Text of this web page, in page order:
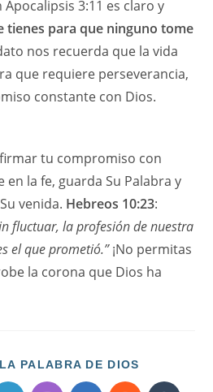
Apocalipsis 3:11 es claro y
tienes para que ninguno tome
nos recuerda que la vida
que requiere perseverancia,
constante con Dios.
tu compromiso con
la fe, guarda Su Palabra y
venida. Hebreos 10:23:
fluctuar, la profesión de nuestra
el que prometió.”¡No permitas
la corona que Dios ha
PALABRA DE DIOS
ESTE